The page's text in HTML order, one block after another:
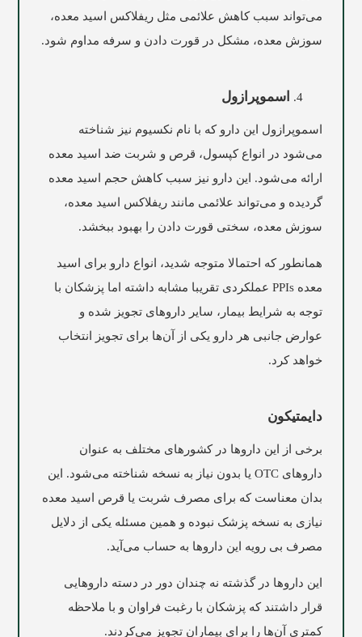
می‌تواند سبب کاهش علائمی مثل ریفلاکس اسید معده،
سوزش معده، مشکل در قورت دادن و سرفه مداوم شود.
اسموپرازول
اسموپرازول این دارو که با نام نکسیوم نیز شناخته
می‌شود در انواع کپسول، قرص و شربت ضد اسید معده
ارائه می‌شود. این دارو نیز سبب کاهش حجم اسید معده
گردیده و می‌تواند علائمی مانند ریفلاکس اسید معده،
سوزش معده، سختی قورت دادن را بهبود ببخشد.
همانطور که احتمالا متوجه شدید، انواع دارو برای اسید
معده PPIs عملکردی تقریبا مشابه داشته اما پزشکان با
توجه به شرایط بیمار، سایر داروهای تجویز شده و
عوارض جانبی هر دارو یکی از آن‌ها برای تجویز انتخاب
خواهد کرد.
دایمتیکون
برخی از این داروها در کشورهای مختلف به عنوان
داروهای OTC یا بدون نیاز به نسخه شناخته می‌شود. این
بدان معناست که برای مصرف شربت یا قرص اسید معده
نیازی به نسخه پزشک نبوده و همین مسئله یکی از دلایل
مصرف بی رویه این داروها به حساب می‌آید.
این داروها در گذشته نه چندان دور در دسته داروهایی
قرار داشتند که پزشکان با رغبت فراوان و با ملاحظه
کمتری آن‌ها را برای بیماران تجویز می‌کردند.